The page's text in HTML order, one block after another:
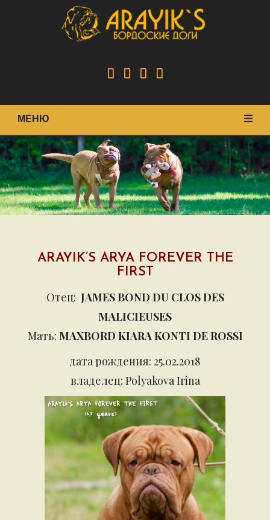
МЕНЮ
ARAYIK’S ARYA FOREVER THE
FIRST
Отец: JAMES BOND DU CLOS DES
MALICIEUSES
Мать: MAXBORD KIARA KONTI DE ROSSI
дата рождения: 25.02.2018
владелец: Polyakova Irina